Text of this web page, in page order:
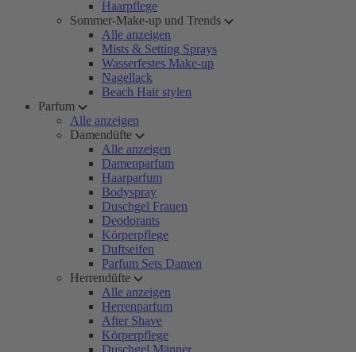
Haarpflege
Sommer-Make-up und Trends
Alle anzeigen
Mists & Setting Sprays
Wasserfestes Make-up
Nagellack
Beach Hair stylen
Parfum
Alle anzeigen
Damendüfte
Alle anzeigen
Damenparfum
Haarparfum
Bodyspray
Duschgel Frauen
Deodorants
Körperpflege
Duftseifen
Parfum Sets Damen
Herrendüfte
Alle anzeigen
Herrenparfum
After Shave
Körperpflege
Duschgel Männer